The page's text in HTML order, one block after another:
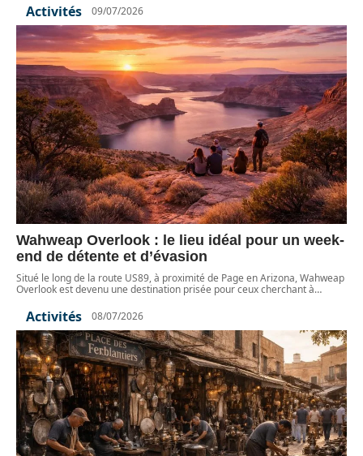
Activités 09/07/2026
Wahweap Overlook : le lieu idéal pour un week-
end de détente et d’évasion
Situé le long de la route US89, à proximité de Page en Arizona, Wahweap
Overlook est devenu une destination prisée pour ceux cherchant à…
Activités 08/07/2026